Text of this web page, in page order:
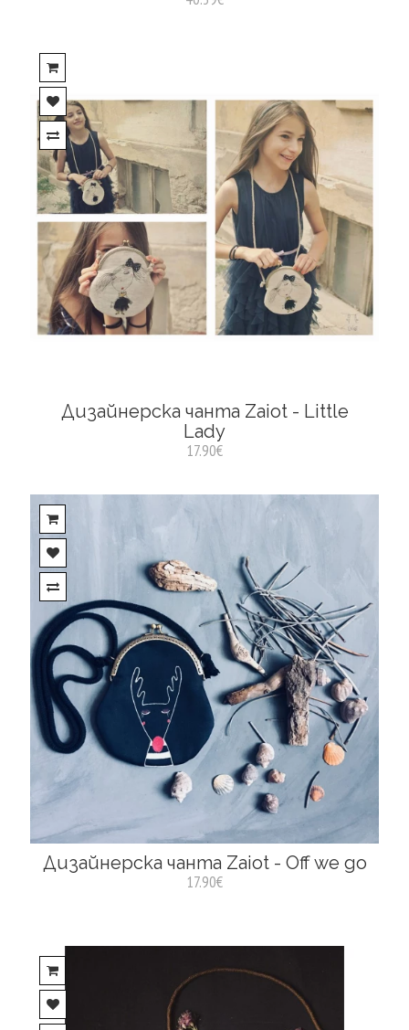
Дизайнерска чанта Zaiot - Little
Lady
17.90€
Дизайнерска чанта Zaiot - Off we go
17.90€